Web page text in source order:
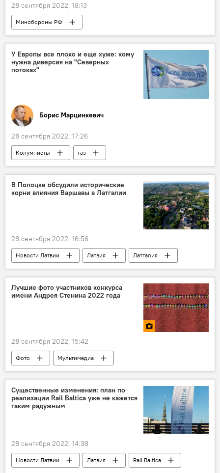
28 сентября 2022, 18:13
Минобороны РФ
Операция по демилитаризации Украины
Россия
военная операция
военнослужащие
военная техника
У Европы все плохо и еще хуже: кому
нужна диверсия на "Северных
потоках"
Борис Марцинкевич
28 сентября 2022, 17:26
Колумнисты
газ
"Северный поток - 2" - труба раздора
В Полоцке обсудили исторические
корни влияния Варшавы в Латгалии
28 сентября 2022, 16:56
Новости Латвии Латвия
Латгалия
Польша
Лучшие фото участников конкурса
имени Андрея Стенина 2022 года
28 сентября 2022, 15:42
Фото
Мультимедиа
Андрей Стенин
конкурс Россия
Существенные изменения: план по
реализации Rail Baltica уже не кажется
таким радужным
28 сентября 2022, 14:38
Новости Латвии Латвия Rail Baltica